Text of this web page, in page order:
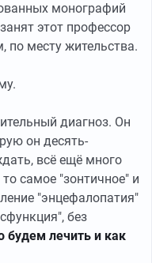
монографий
этот профессор
по месту жительства.
диагноз. Он
он десять-
всё ещё много
самое "зонтичное" и
"энцефалопатия"
без
будем лечить и как